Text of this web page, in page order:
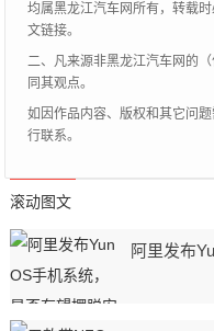
均属黑龙江汽车网所有，转载
文链接。
二、凡来源非黑龙江汽车网的
同其观点。
如因作品内容、版权和其它问
行联系。
滚动图文
阿里发布